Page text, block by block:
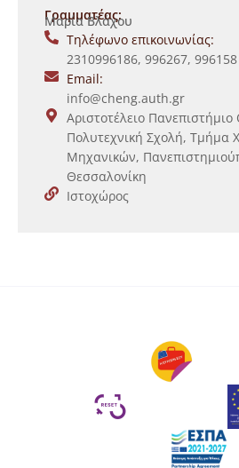
Γραμματέας:
Μαρία Βλάχου
Τηλέφωνο επικοινωνίας:
2310996186, 996267, 996158
Email:
info@cheng.auth.gr
Αριστοτέλειο
Πολυτεχνική Σχολή, Τμήμα
Μηχανικών,
Θεσσαλονίκη
Ιστοχώρος